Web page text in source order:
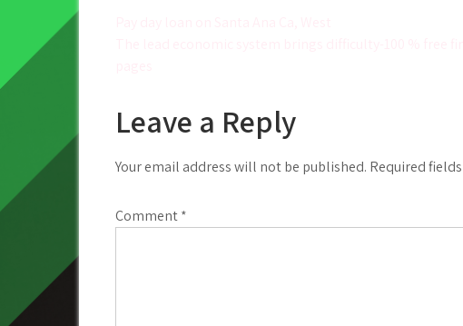
Leave a Reply
Your email address will not be published. Required
Comment*